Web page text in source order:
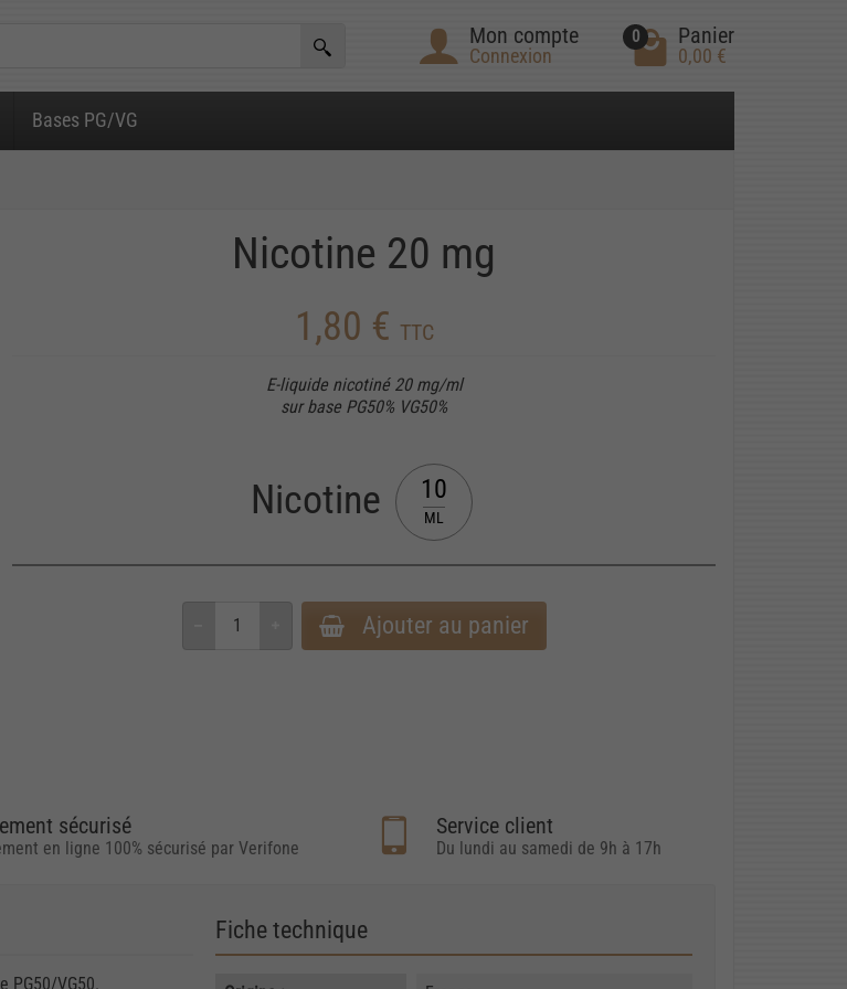
Mon compte
Connexion
0 Panier
0,00 €
Bases PG/VG
Nicotine 20 mg
1,80 € TTC
E-liquide nicotiné 20 mg/ml
sur base PG50% VG50%
Nicotine 10
ML
Ajouter au panier
sécurisé
en ligne 100% sécurisé par Verifone
Service client
Du lundi au samedi de 9h à 17h
PG50/VG50.
Fiche technique